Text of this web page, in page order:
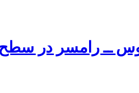
ــ رامسر در سطح